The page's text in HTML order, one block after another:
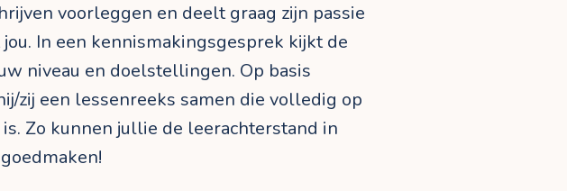
voorleggen en deelt graag zijn passie
In een kennismakingsgesprek kijkt de
niveau en doelstellingen. Op basis
zij een lessenreeks samen die volledig op
Zo kunnen jullie de leerachterstand in